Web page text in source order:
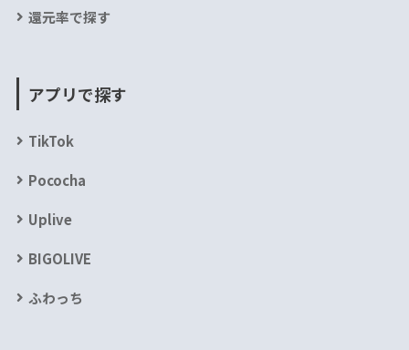
還元率で探す
アプリで探す
TikTok
Pococha
Uplive
BIGOLIVE
ふわっち